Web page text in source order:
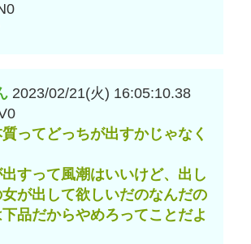
2023/02/21(火) 16:05:10.38
ってどっちが出すかじゃなく
すって風潮はいいけど、出し
が出して欲しいだのなんだの
品だからやめろってことだよ